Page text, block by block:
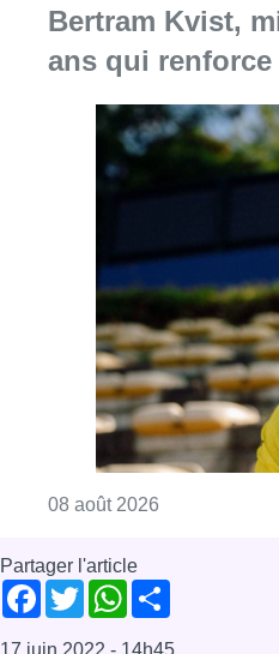
Bertram Kvist,
ans qui renforce
08 août 2026
Partager l'article
Facebook
TwitterWhatsApp